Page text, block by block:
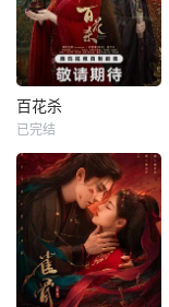
百花杀
已完结